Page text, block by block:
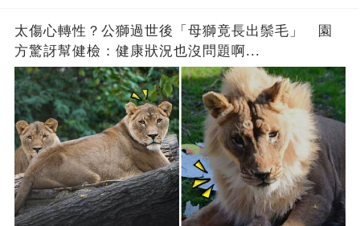
太傷心轉性？公獅過世後「母獅竟長出鬃毛」 園
方驚訝幫健檢：健康狀況也沒問題啊...